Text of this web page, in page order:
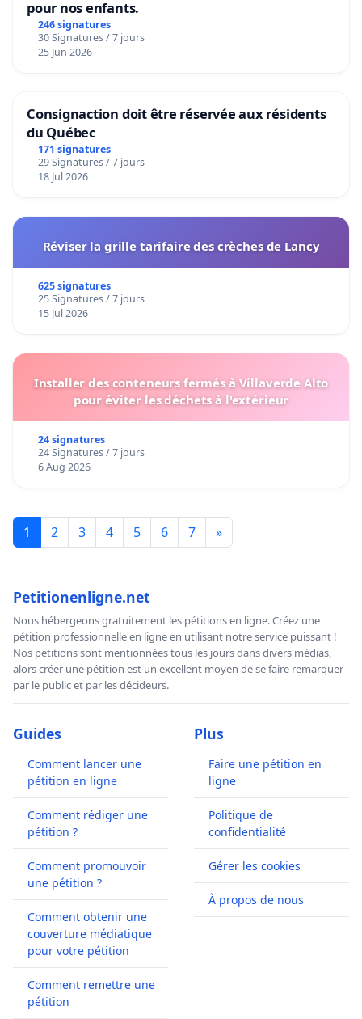
pour nos enfants.
246 signatures
30 Signatures / 7 jours
25 Jun 2026
Consignaction doit être réservée aux résidents
du Québec
171 signatures
29 Signatures / 7 jours
18 Jul 2026
Réviser la grille tarifaire des crèches de Lancy
625 signatures
25 Signatures / 7 jours
15 Jul 2026
Installer des conteneurs fermés à Villaverde Alto
pour éviter les déchets à l'extérieur
24 signatures
24 Signatures / 7 jours
6 Aug 2026
1 2 3 4 5 6 7 »
Petitionenligne.net
Nous hébergeons gratuitement les pétitions en ligne. Créez une
pétition professionnelle en ligne en utilisant notre service puissant !
Nos pétitions sont mentionnées tous les jours dans divers médias,
alors créer une pétition est un excellent moyen de se faire remarquer
par le public et par les décideurs.
Guides
Comment lancer une
pétition en ligne
Comment rédiger une
pétition ?
Comment promouvoir
une pétition ?
Comment obtenir une
couverture médiatique
pour votre pétition
Comment remettre une
pétition
Plus
Faire une pétition en
ligne
Politique de
confidentialité
Gérer les cookies
À propos de nous